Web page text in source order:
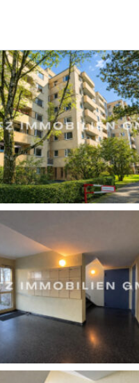
Sie in den
sich eine praktische
oder
Hand erreichen
zu einem
Essbereich geht
über, welches
ist. Große
und freundliche
gelangen Sie auf
das großzügige,
mit einer Badewanne
Flures erreichen Sie
Platz für ein
Eine
Fahrstuhl